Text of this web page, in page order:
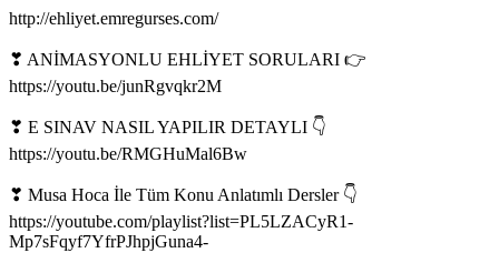
http://ehliyet.emregurses.com/
❣ ANİMASYONLU EHLİYET SORULARI 👉
https://youtu.be/junRgvqkr2M
❣ E SINAV NASIL YAPILIR DETAYLI 👇
https://youtu.be/RMGHuMal6Bw
❣ Musa Hoca İle Tüm Konu Anlatımlı Dersler 👇
https://youtube.com/playlist?list=PL5LZACyR1-
Mp7sFqyf7YfrPJhpjGuna4-